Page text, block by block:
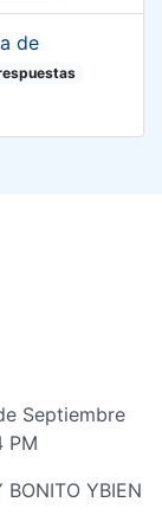
de
Septiembre
PM
BONITO YBIEN